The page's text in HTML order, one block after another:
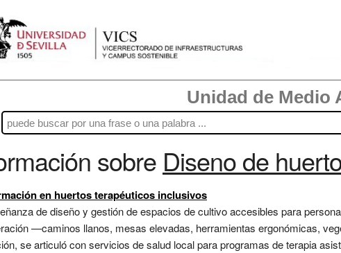
Unidad de Medio
sobre Diseno de
en huertos terapéuticos inclusivos
de diseño y gestión de espacios de cultivo accesibles para
—caminos llanos, mesas elevadas, herramientas ergonómicas,
se articuló con servicios de salud local para programas de terapia